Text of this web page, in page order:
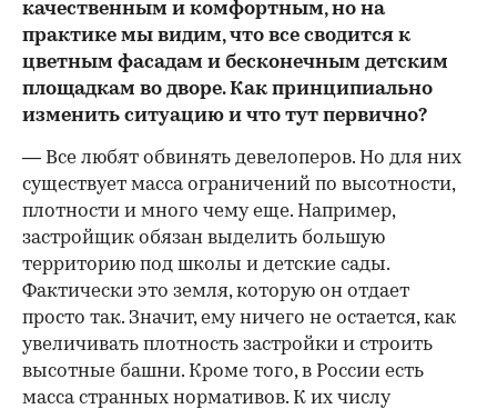
качественным и комфортным, но на
практике мы видим, что все сводится к
цветным фасадам и бесконечным детским
площадкам во дворе. Как принципиально
изменить ситуацию и что тут первично?
— Все любят обвинять девелоперов. Но для них
существует масса ограничений по высотности,
плотности и много чему еще. Например,
застройщик обязан выделить большую
территорию под школы и детские сады.
Фактически это земля, которую он отдает
просто так. Значит, ему ничего не остается, как
увеличивать плотность застройки и строить
высотные башни. Кроме того, в России есть
масса странных нормативов. К их числу